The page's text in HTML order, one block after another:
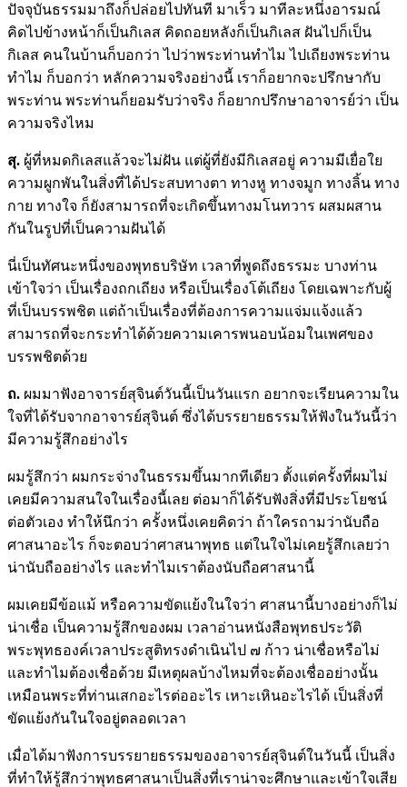
ปัจจุบันธรรมมาถึงก็ปล่อยไปทันที มาเร็ว มาทีละหนึ่งอารมณ์
คิดไปข้างหน้าก็เป็นกิเลส คิดถอยหลังก็เป็นกิเลส ฝันไปก็เป็น
กิเลส คนในบ้านก็บอกว่า ไปว่าพระท่านทำไม ไปเถียงพระท่าน
ทำไม ก็บอกว่า หลักความจริงอย่างนี้ เราก็อยากจะปรึกษากับ
พระท่าน พระท่านก็ยอมรับว่าจริง ก็อยากปรึกษาอาจารย์ว่า เป็น
ความจริงไหม
สุ. ผู้ที่หมดกิเลสแล้วจะไม่ฝัน แต่ผู้ที่ยังมีกิเลสอยู่ ความมีเยื่อใย
ความผูกพันในสิ่งที่ได้ประสบทางตา ทางหู ทางจมูก ทางลิ้น ทาง
กาย ทางใจ ก็ยังสามารถที่จะเกิดขึ้นทางมโนทวาร ผสมผสาน
กันในรูปที่เป็นความฝันได้
นี่เป็นทัศนะหนึ่งของพุทธบริษัท เวลาที่พูดถึงธรรมะ บางท่าน
เข้าใจว่า เป็นเรื่องถกเถียง หรือเป็นเรื่องโต้เถียง โดยเฉพาะกับผู้
ที่เป็นบรรพชิต แต่ถ้าเป็นเรื่องที่ต้องการความแจ่มแจ้งแล้ว
สามารถที่จะกระทำได้ด้วยความเคารพนอบน้อมในเพศของ
บรรพชิตด้วย
ถ. ผมมาฟังอาจารย์สุจินต์วันนี้เป็นวันแรก อยากจะเรียนความใน
ใจที่ได้รับจากอาจารย์สุจินต์ ซึ่งได้บรรยายธรรมให้ฟังในวันนี้ว่า
มีความรู้สึกอย่างไร
ผมรู้สึกว่า ผมกระจ่างในธรรมขึ้นมากทีเดียว ตั้งแต่ครั้งที่ผมไม่
เคยมีความสนใจในเรื่องนี้เลย ต่อมาก็ได้รับฟังสิ่งที่มีประโยชน์
ต่อตัวเอง ทำให้นึกว่า ครั้งหนึ่งเคยคิดว่า ถ้าใครถามว่านับถือ
ศาสนาอะไร ก็จะตอบว่าศาสนาพุทธ แต่ในใจไม่เคยรู้สึกเลยว่า
น่านับถืออย่างไร และทำไมเราต้องนับถือศาสนานี้
ผมเคยมีข้อแม้ หรือความขัดแย้งในใจว่า ศาสนานี้บางอย่างก็ไม่
น่าเชื่อ เป็นความรู้สึกของผม เวลาอ่านหนังสือพุทธประวัติ
พระพุทธองค์เวลาประสูติทรงดำเนินไป ๗ ก้าว น่าเชื่อหรือไม่
และทำไมต้องเชื่อด้วย มีเหตุผลบ้างไหมที่จะต้องเชื่ออย่างนั้น
เหมือนพระที่ท่านเสกอะไรต่ออะไร เหาะเหินอะไรได้ เป็นสิ่งที่
ขัดแย้งกันในใจอยู่ตลอดเวลา
เมื่อได้มาฟังการบรรยายธรรมของอาจารย์สุจินต์ในวันนี้ เป็นสิ่ง
ที่ทำให้รู้สึกว่าพุทธศาสนาเป็นสิ่งที่เราน่าจะศึกษาและเข้าใจเสีย